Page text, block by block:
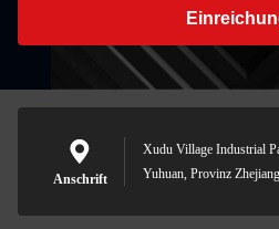
Anschrift
Xudu Village Industrial
Yuhuan, Provinz Zhejiang